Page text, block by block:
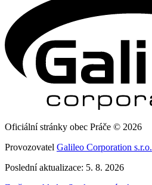
Oficiální stránky obec Práče © 2026
Provozovatel Galileo Corporation s.r.o.
Poslední aktualizace: 5. 8. 2026